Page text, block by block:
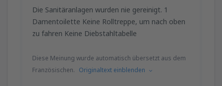
Die Sanitäranlagen wurden nie gereinigt. 1
Damentoilette Keine Rolltreppe, um nach oben
zu fahren Keine Diebstahltabelle
Diese Meinung wurde automatisch übersetzt aus dem
Französischen. Originaltext einblenden